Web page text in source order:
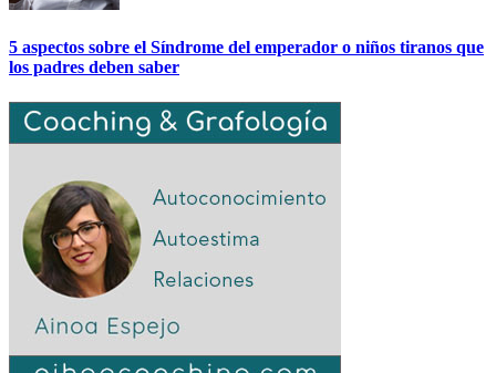
5 aspectos sobre el Síndrome del emperador o niños tiranos que
los padres deben saber